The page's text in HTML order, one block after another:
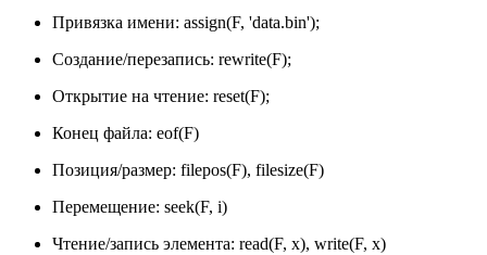
Привязка имени: assign(F, 'data.bin');
Создание/перезапись: rewrite(F);
Открытие на чтение: reset(F);
Конец файла: eof(F)
Позиция/размер: filepos(F), filesize(F)
Перемещение: seek(F, i)
Чтение/запись элемента: read(F, x), write(F, x)